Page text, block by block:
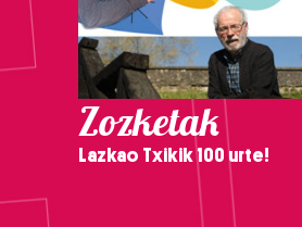
Zozketak
Lazkao Txikik 100 urte!